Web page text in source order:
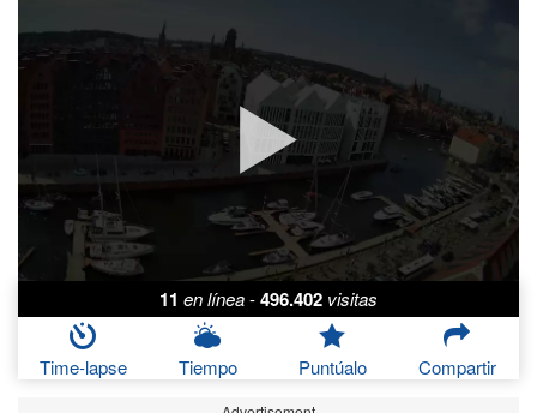
11 en línea-496.402 visitas
Time-lapse Tiempo Puntúalo Compartir